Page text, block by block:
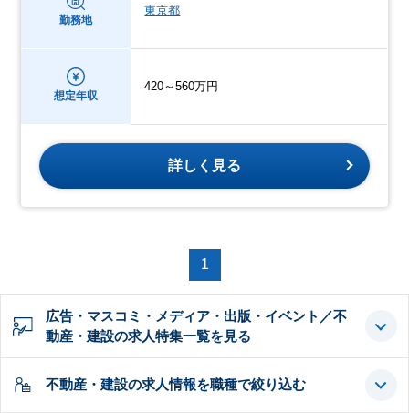
勤務地
東京都
想定年収
420～560万円
詳しく見る
1
広告・マスコミ・メディア・出版・イベント／不
動産・建設の求人特集一覧を見る
不動産・建設の求人情報を職種で絞り込む